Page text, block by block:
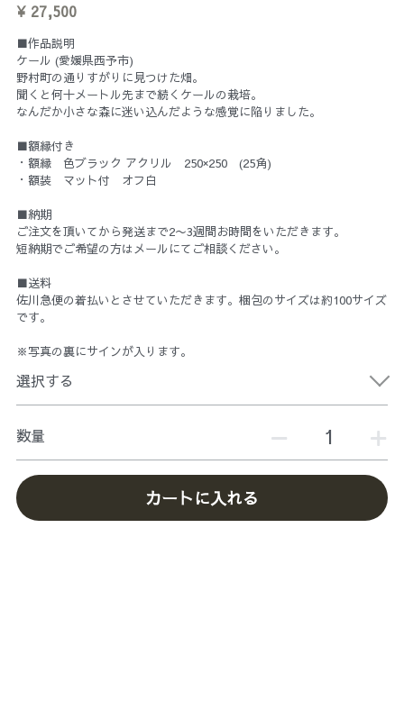
¥ 27,500
■作品説明
ケール (愛媛県西予市)
野村町の通りすがりに見つけた畑。
聞くと何十メートル先まで続くケールの栽培。
なんだか小さな森に迷い込んだような感覚に陥りました。
■額縁付き
・額縁 色ブラック アクリル 250×250 (25角)
・額装 マット付 オフ白
■納期
ご注文を頂いてから発送まで2〜3週間お時間をいただきます。
短納期でご希望の方はメールにてご相談ください。
■送料
佐川急便の着払いとさせていただきます。梱包のサイズは約100サイズ
です。
※写真の裏にサインが入ります。
選択する
数量
カートに入れる